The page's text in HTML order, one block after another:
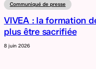
Communiqué de presse
VIVEA : la formation
plus être sacrifiée
8 juin 2026